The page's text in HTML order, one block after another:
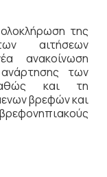
της
αιτήσεων
ανακοίνωση
των
και τη
βρεφών και